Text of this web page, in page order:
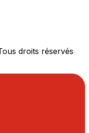
droits réservés